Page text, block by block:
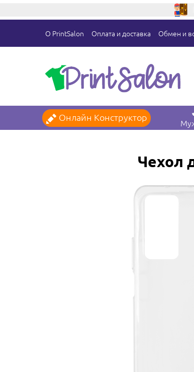
О PrintSalon Оплата и доставка Обмен и
Онлайн Конструктор
Чехол